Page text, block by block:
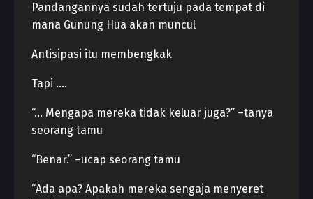
Pandangannya sudah tertuju pada tempat di
mana Gunung Hua akan muncul
Antisipasi itu membengkak
Tapi ….
“… Mengapa mereka tidak keluar juga?” –tanya
seorang tamu
“Benar.” –ucap seorang tamu
“Ada apa? Apakah mereka sengaja menyeret